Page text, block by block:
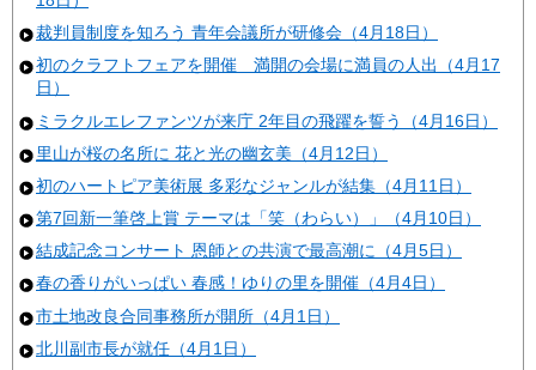
裁判員制度を知ろう 青年会議所が研修会（4月18日）
初のクラフトフェアを開催 満開の会場に満員の人出（4月17
日）
ミラクルエレファンツが来庁 2年目の飛躍を誓う（4月16日）
里山が桜の名所に 花と光の幽玄美（4月12日）
初のハートピア美術展 多彩なジャンルが結集（4月11日）
第7回新一筆啓上賞 テーマは「笑（わらい）」（4月10日）
結成記念コンサート 恩師との共演で最高潮に（4月5日）
春の香りがいっぱい 春感！ゆりの里を開催（4月4日）
市土地改良合同事務所が開所（4月1日）
北川副市長が就任（4月1日）